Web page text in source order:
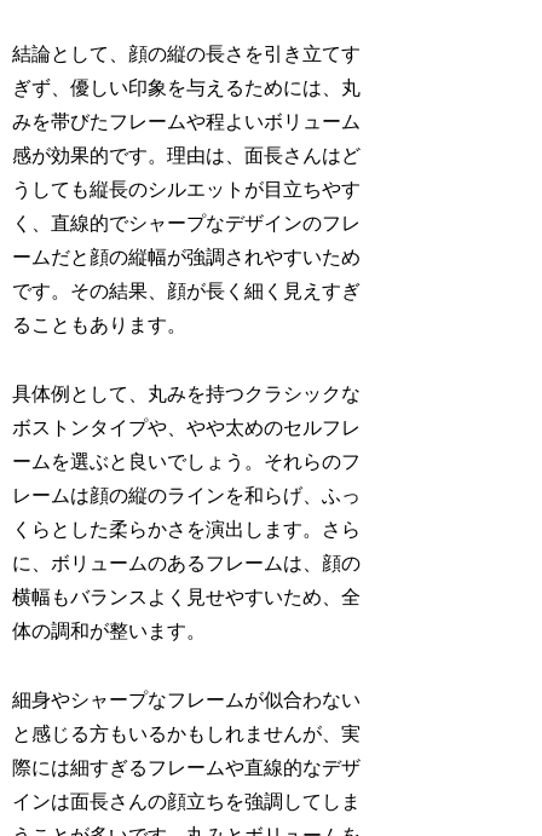
結論として、顔の縦の長さを引き立てす
ぎず、優しい印象を与えるためには、丸
みを帯びたフレームや程よいボリューム
感が効果的です。理由は、面長さんはど
うしても縦長のシルエットが目立ちやす
く、直線的でシャープなデザインのフレ
ームだと顔の縦幅が強調されやすいため
です。その結果、顔が長く細く見えすぎ
ることもあります。
具体例として、丸みを持つクラシックな
ボストンタイプや、やや太めのセルフレ
ームを選ぶと良いでしょう。それらのフ
レームは顔の縦のラインを和らげ、ふっ
くらとした柔らかさを演出します。さら
に、ボリュームのあるフレームは、顔の
横幅もバランスよく見せやすいため、全
体の調和が整います。
細身やシャープなフレームが似合わない
と感じる方もいるかもしれませんが、実
際には細すぎるフレームや直線的なデザ
インは面長さんの顔立ちを強調してしま